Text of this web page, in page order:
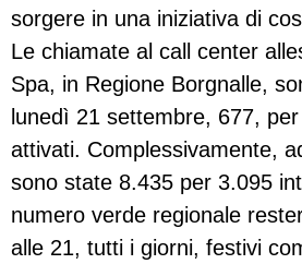
sorgere in una iniziativa di
Le chiamate al call center
Spa, in Regione Borgnalle,
lunedì 21 settembre, 677,
attivati. Complessivamente,
sono state 8.435 per 3.095
numero verde regionale
alle 21, tutti i giorni, festivi